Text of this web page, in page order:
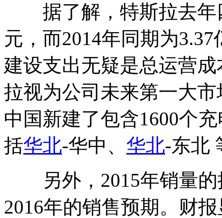
据了解，特斯拉去年
元，而2014年同期为
建设支出无疑是总运营
拉视为公司未来第一大
中国新建了包含1600个
括华北-华中、 华北-东北
另外，2015年销量的
2016年的销售预期。财